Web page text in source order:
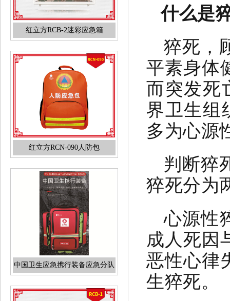
红立方RCN-090人防包
中国卫生应急携行装备应急分队
装备标准及产品参数
什么是
猝死，
平素身体
而突发死
界卫生组
多为心源
判断猝
猝死分为
心源性
成人死因
恶性心律
生猝死。